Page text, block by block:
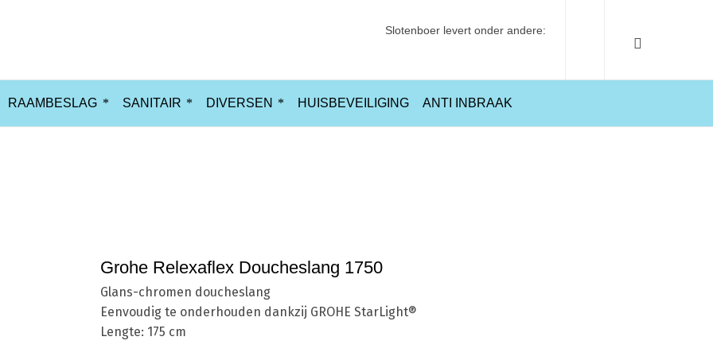
Slotenboer levert onder andere:
RAAMBESLAG SANITAIR DIVERSEN HUISBEVEILIGING ANTI INBRAAK
Grohe Relexaflex Doucheslang 1750
Glans-chromen doucheslang
Eenvoudig te onderhouden dankzij GROHE StarLight®
Lengte: 175 cm